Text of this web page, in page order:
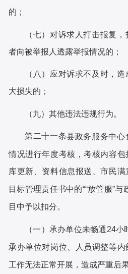
的；
（七）对诉求人打击报复，
者向被举报人透露举报情况的；
（八）应对诉求不及时，
大损失的；
（九）其他违法违规行为。
第二十一条县政务服务中心
情况进行年度考核，考核内容
库更新、资料信息报送、市民
目标管理责任书中的““放管服”
目中予以扣分。
（一）承办单位未畅通 24小
承办单位对岗位、人员调整等
工作无法正常开展，造成严重后